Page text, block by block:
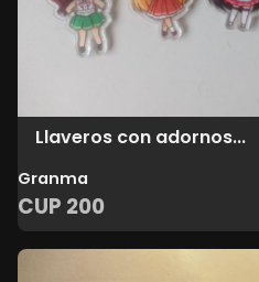
Llaveros con adornos...
Granma
CUP 200